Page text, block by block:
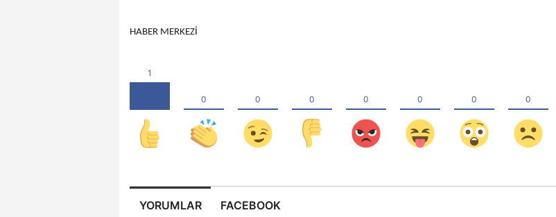
HABER MERKEZİ
YORUMLAR FACEBOOK